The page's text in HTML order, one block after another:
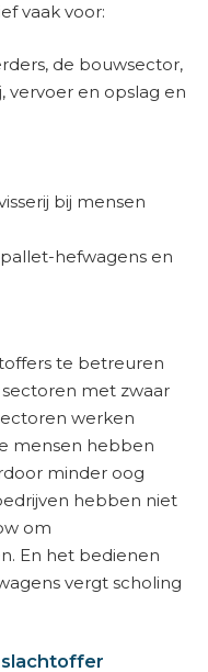
vaak voor:
de bouwsector,
vervoer en opslag en
bij mensen
hefwagens en
te betreuren
met zwaar
werken
mensen hebben
minder oog
hebben niet
om
En het bedienen
vergt scholing